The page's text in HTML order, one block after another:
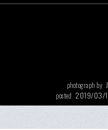
photograph by
posted 2019/03/